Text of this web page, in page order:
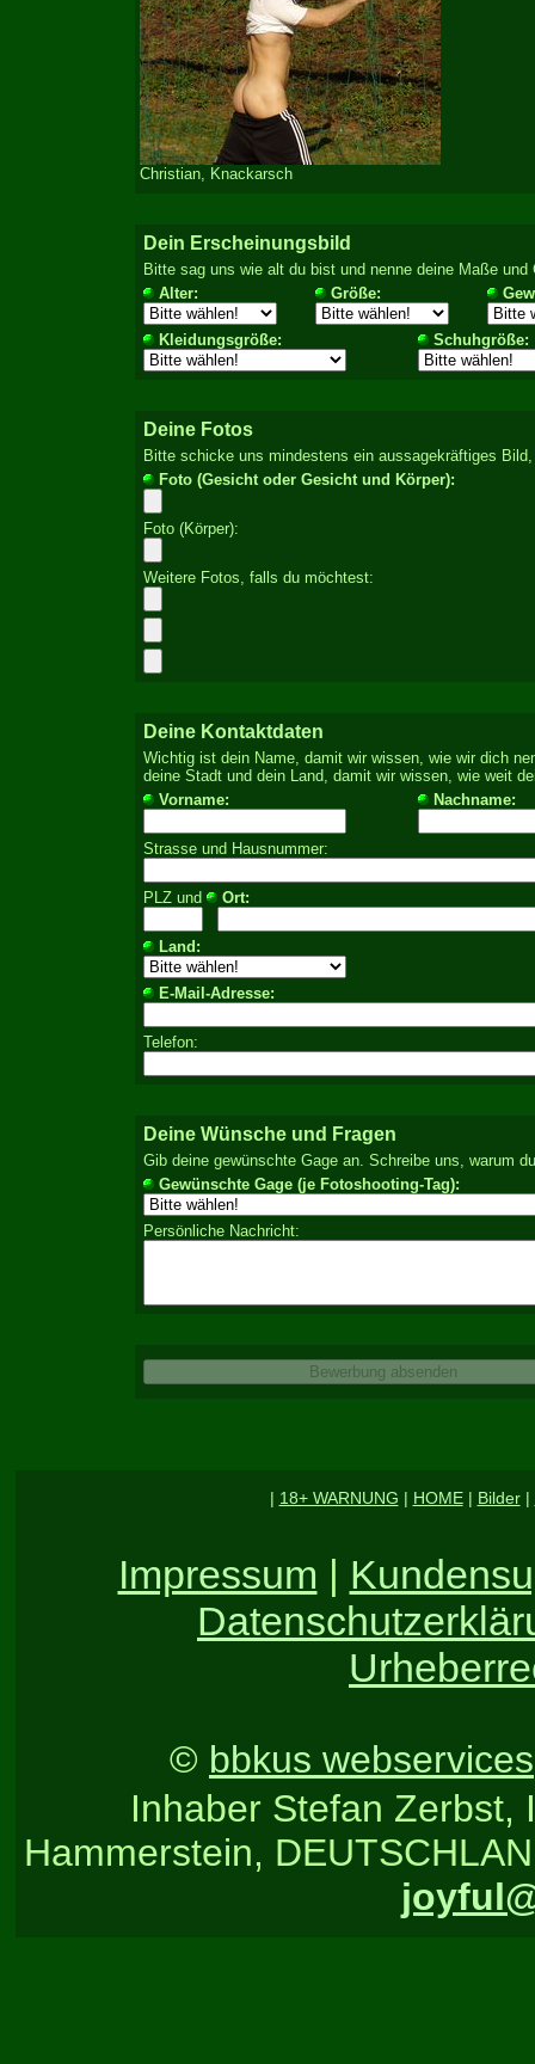
Christian, Knackarsch
Dein Erscheinungsbild
Bitte sag uns wie alt du bist und nenne deine Maße
Alter:
Größe:
Kleidungsgröße: Schuhgröße:
Deine Fotos
Bitte schicke uns mindestens ein aussagekräftiges
Foto (Gesicht oder Gesicht und Körper):
Foto (Körper):
Weitere Fotos, falls du möchtest:
Deine Kontaktdaten
Wichtig ist dein Name, damit wir wissen, wie wir dich
deine Stadt und dein Land, damit wir wissen, wie weit
Vorname:
Nachname:
Strasse und Hausnummer:
PLZ und Ort:
Land:
E-Mail-Adresse:
Telefon:
Deine Wünsche und Fragen
Gib deine gewünschte Gage an. Schreibe uns, warum
Gewünschte Gage (je Fotoshooting-Tag):
Persönliche Nachricht:
| 18+ WARNUNG | HOME| Bilder|
Impressum
© bbkus webservices
Inhaber Stefan Zerbst,
Hammerstein,